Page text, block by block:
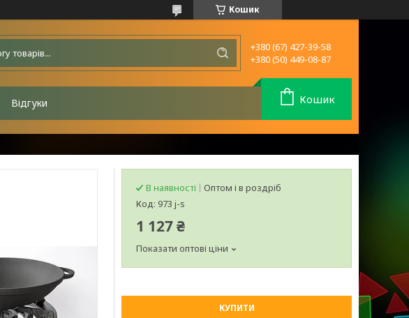
Кошик
+380 (67) 427-39-58
+380 (50) 449-08-87
Відгуки Кошик
В наявності
Оптом і в роздріб
Код: 973 j-s
1 127 ₴
Показати оптові ціни
КУПИТИ